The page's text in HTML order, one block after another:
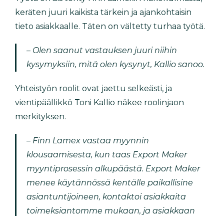
keräten juuri kaikista tärkein ja ajankohtaisin
tieto asiakkaalle. Täten on vältetty turhaa työtä.
– Olen saanut vastauksen juuri niihin
kysymyksiin, mitä olen kysynyt, Kallio sanoo.
Yhteistyön roolit ovat jaettu selkeästi, ja
vientipäällikkö Toni Kallio näkee roolinjaon
merkityksen.
– Finn Lamex vastaa myynnin
klousaamisesta, kun taas Export Maker
myyntiprosessin alkupäästä. Export Maker
menee käytännössä kentälle paikallisine
asiantuntijoineen, kontaktoi asiakkaita
toimeksiantomme mukaan, ja asiakkaan